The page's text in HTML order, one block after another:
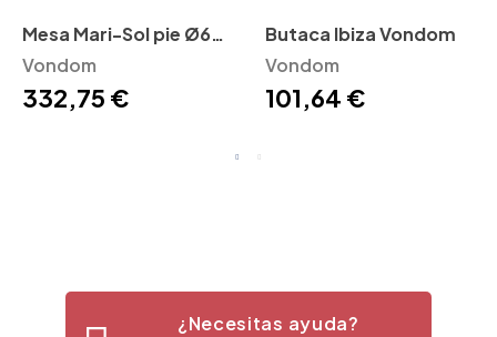
Mesa Mari-Sol pie Ø62
Vondom
Vondom
332,75 €
Butaca Ibiza Vondom
Vondom
101,64 €
¿Necesitas ayuda?